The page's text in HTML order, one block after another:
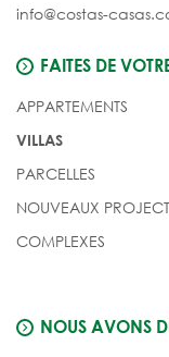
info@costas-
FAITES DE
APPARTEMENTS
VILLAS
PARCELLES
NOUVEAUX
COMPLEXES
NOUS AVONS